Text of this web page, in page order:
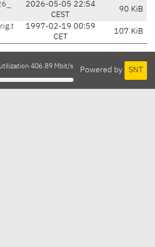
2026-05-05 22:54
CEST
90 KiB
1997-02-19 00:59
CET
107 KiB
Powered by SNT
406.89 Mbit/s